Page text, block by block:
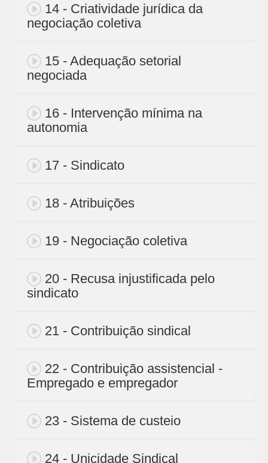
14 - Criatividade jurídica da
negociação coletiva
15 - Adequação setorial
negociada
16 - Intervenção mínima na
autonomia
17 - Sindicato
18 - Atribuições
19 - Negociação coletiva
20 - Recusa injustificada pelo
sindicato
21 - Contribuição sindical
22 - Contribuição assistencial -
Empregado e empregador
23 - Sistema de custeio
24 - Unicidade Sindical